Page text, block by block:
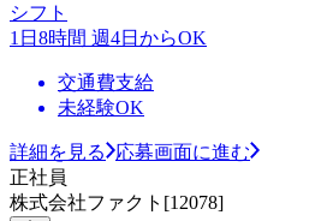
シフト
1日8時間 週4日からOK
交通費支給
未経験OK
詳細を見る
応募画面に進む
正社員
株式会社ファクト[12078]